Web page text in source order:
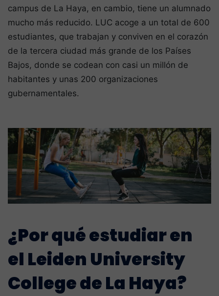
campus de La Haya, en cambio, tiene un alumnado
mucho más reducido. LUC acoge a un total de 600
estudiantes, que trabajan y conviven en el corazón
de la tercera ciudad más grande de los Países
Bajos, donde se codean con casi un millón de
habitantes y unas 200 organizaciones
gubernamentales.
¿Por qué estudiar en
el Leiden University
College de La Haya?